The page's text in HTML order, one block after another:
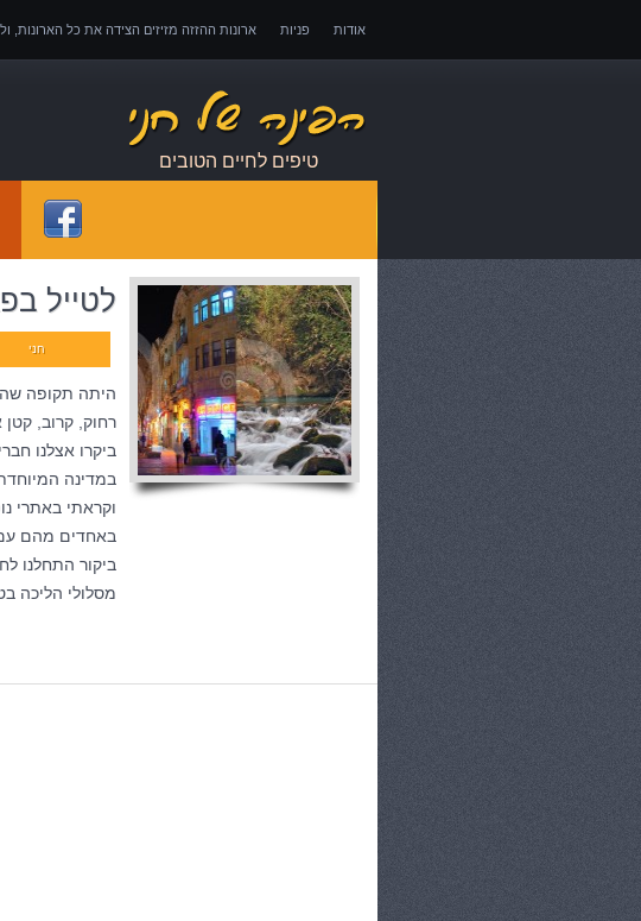
אודות פניות ארונות ההזזה מזיזים הצידה את כל הארונות,
אובדן כושר עבודה – כיצד לממש זכויות במקרה של אובדן כושר
טיפים לחיים הטובים
לטייל
חני
היתה תקופה
רחוק, קרוב, קטן
ביקרו אצלנו
במדינה
וקראתי באתרי
באחדים מהם עם
ביקור התחלנו
מסלולי הליכה